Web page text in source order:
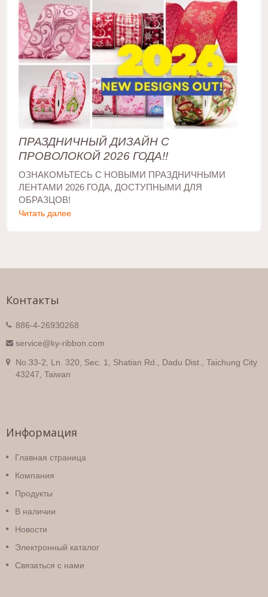
ПРАЗДНИЧНЫЙ ДИЗАЙН С
ПРОВОЛОКОЙ 2026 ГОДА!!
ОЗНАКОМЬТЕСЬ С НОВЫМИ ПРАЗДНИЧНЫМИ
ЛЕНТАМИ 2026 ГОДА, ДОСТУПНЫМИ ДЛЯ
ОБРАЗЦОВ!
Читать далее
Контакты
886-4-26930268
service@ky-ribbon.com
No.33-2, Ln. 320, Sec. 1, Shatian Rd., Dadu Dist., Taichung City
43247, Taiwan
Информация
Главная страница
Компания
Продукты
В наличии
Новости
Электронный каталог
Связаться с нами